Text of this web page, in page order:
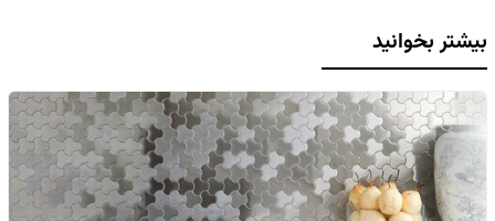
بیشتر بخوانید